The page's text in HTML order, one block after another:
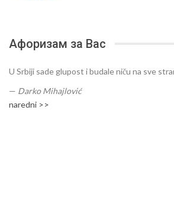
Афоризам за Вас
U Srbiji sade glupost i budale niču na sve
— Darko Mihajlović
naredni >>